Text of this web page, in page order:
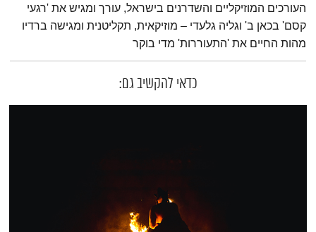
העורכים המוזיקליים והשדרנים בישראל, עורך ומגיש את 'רגעי
קסם' בכאן ב' וגליה גלעדי – מוזיקאית, תקליטנית ומגישה ברדיו
מהות החיים את 'התעוררות' מדי בוקר
כדאי להקשיב גם: